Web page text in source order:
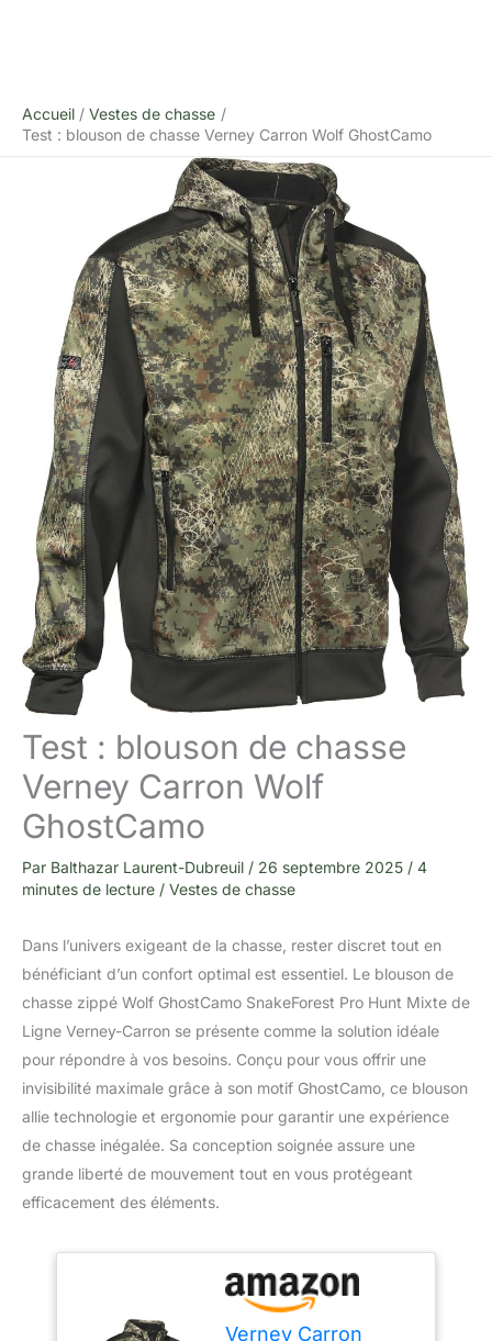
Accueil
Vestes de chasse
Test : blouson de chasse Verney Carron Wolf GhostCamo
Test : blouson de chasse
Verney Carron Wolf
GhostCamo
Par Balthazar Laurent-Dubreuil / 26 septembre 2025 / 4
minutes de lecture / Vestes de chasse
Dans l’univers exigeant de la chasse, rester discret tout en
bénéficiant d’un confort optimal est essentiel. Le blouson de
chasse zippé Wolf GhostCamo SnakeForest Pro Hunt Mixte de
Ligne Verney-Carron se présente comme la solution idéale
pour répondre à vos besoins. Conçu pour vous offrir une
invisibilité maximale grâce à son motif GhostCamo, ce blouson
allie technologie et ergonomie pour garantir une expérience
de chasse inégalée. Sa conception soignée assure une
grande liberté de mouvement tout en vous protégeant
efficacement des éléments.
Verney Carron